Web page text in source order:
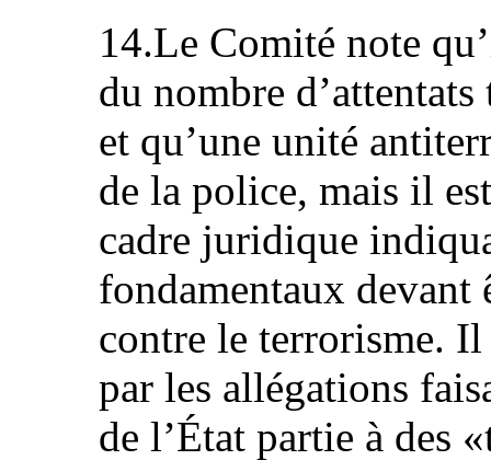
14.Le Comité note
du nombre
et qu’une unité
de la police, mais il
cadre juridique
fondamentaux devant
contre le terrorisme. Il
par les allégations
de l’État partie à des